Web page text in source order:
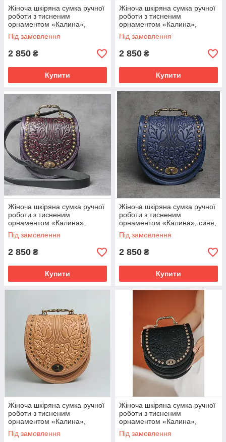
Жіноча шкіряна сумка ручної
роботи з тисненим
орнаментом «Калина»,
бежево-коричнева, з
металевою ручкою, 20×21×8
Під замовлення
2 850 ₴
Купити
Жіноча шкіряна сумка ручної
роботи з тисненим
орнаментом «Калина»,
зелена, з металевою ручкою,
20×21×8 см
Під замовлення
2 850 ₴
Купити
Жіноча шкіряна сумка ручної
роботи з тисненим
орнаментом «Калина»,
фіолетово-чорна, з
металевою ручкою, 20×21×8
Під замовлення
2 850 ₴
Купити
Жіноча шкіряна сумка ручної
роботи з тисненим
орнаментом «Калина», синя,
з металевою ручкою,
20×21×8 см
Під замовлення
2 850 ₴
Купити
Жіноча шкіряна сумка ручної
роботи з тисненим
орнаментом «Калина»,
бежева, з металевою ручкою,
20×21×8 см
Під замовлення
Жіноча шкіряна сумка ручної
роботи з тисненим
орнаментом «Калина»,
чорна, з металевою ручкою,
20×21×8 см
Під замовлення